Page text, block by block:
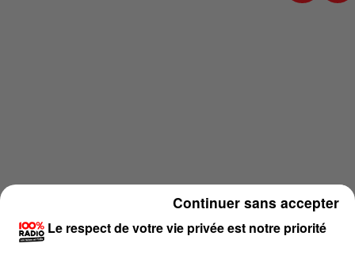
Le respect de votre vie privée est notre priorité
Continuer sans accepter